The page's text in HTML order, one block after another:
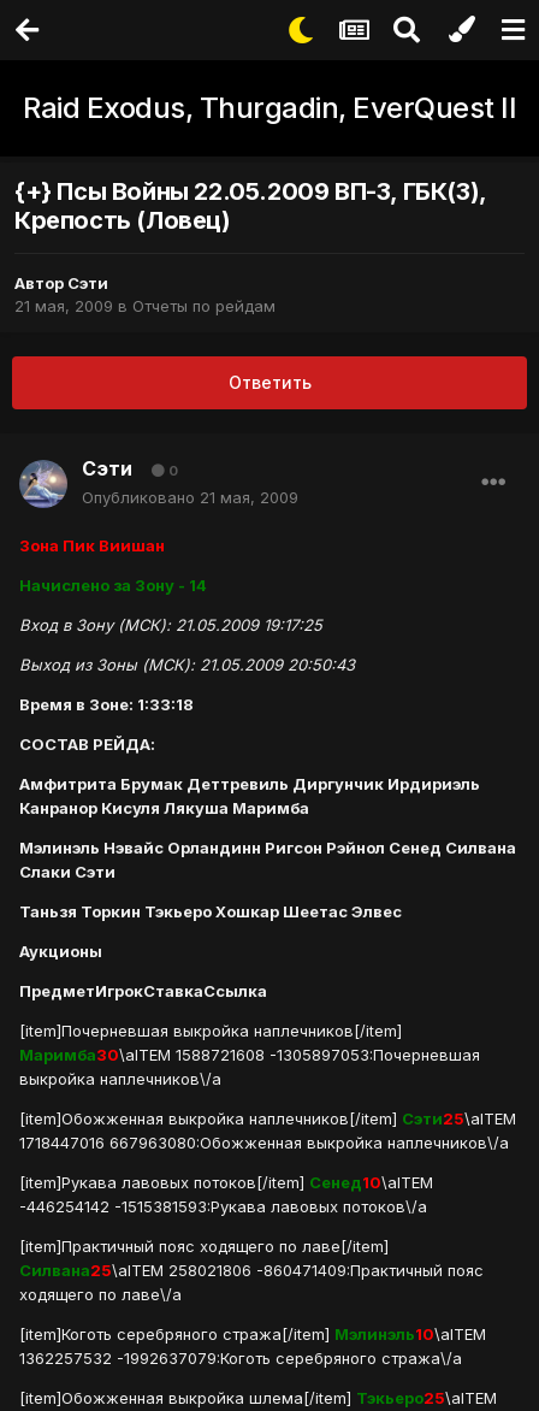
Raid Exodus, Thurgadin, EverQuest II
{+} Псы Войны 22.05.2009 ВП-3, ГБК(3),
Крепость (Ловец)
Автор Сэти
21 мая, 2009 в Отчеты по рейдам
Ответить
Сэти 0
Опубликовано 21 мая, 2009
Зона Пик Виишан
Начислено за Зону - 14
Вход в Зону (МСК): 21.05.2009 19:17:25
Выход из Зоны (МСК): 21.05.2009 20:50:43
Время в Зоне: 1:33:18
СОСТАВ РЕЙДА:
Амфитрита Брумак Деттревиль Диргунчик Ирдириэль
Канранор Кисуля Лякуша Маримба
Мэлинэль Нэвайс Орландинн Ригсон Рэйнол Сенед Силвана
Слаки Сэти
Таньзя Торкин Тэкьеро Хошкар Шеетас Элвес
Аукционы
ПредметИгрокСтавкаСсылка
[item]Почерневшая выкройка наплечников[/item]
Маримба30\aITEM 1588721608 -1305897053:Почерневшая
выкройка наплечников\/a
[item]Обожженная выкройка наплечников[/item] Сэти25\aITEM
1718447016 667963080:Обожженная выкройка наплечников\/a
[item]Рукава лавовых потоков[/item] Сенед10\aITEM
-446254142 -1515381593:Рукава лавовых потоков\/a
[item]Практичный пояс ходящего по лаве[/item]
Силвана25\aITEM 258021806 -860471409:Практичный пояс
ходящего по лаве\/a
[item]Коготь серебряного стража[/item] Мэлинэль10\aITEM
1362257532 -1992637079:Коготь серебряного стража\/a
[item]Обожженная выкройка шлема[/item] Тэкьеро25\aITEM